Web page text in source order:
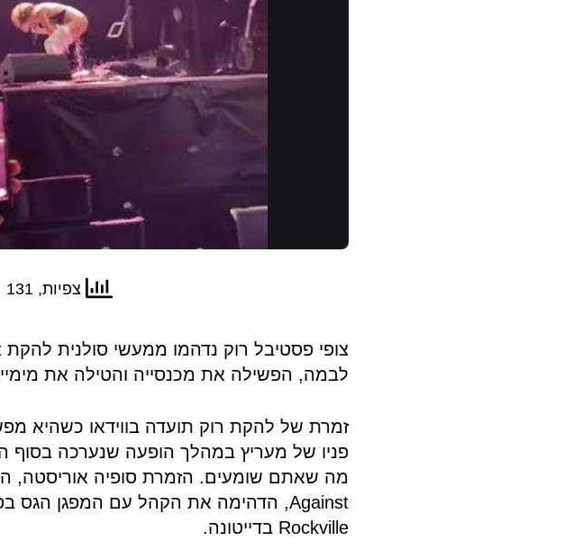
צפיות, 131
לבמה, הפשילה את מכנסייה והטילה את
זמרת של להקת רוק תועדה בווידאו כשהיא
פניו של מעריץ במהלך הופעה שנערכה בסוף
Rockville בדייטונה.